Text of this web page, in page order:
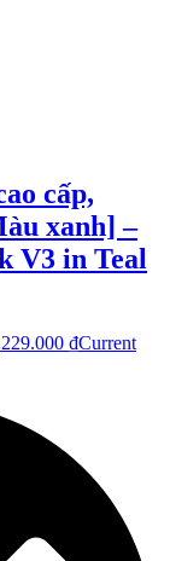
cấp,
xanh] –
V3 in Teal
229.000 ₫Current